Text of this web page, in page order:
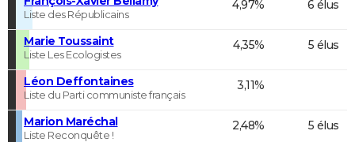
Liste des Républicains
4,97% 6 élus
Marie Toussaint
Liste Les Ecologistes
4,35% 5 élus
Léon Deffontaines
Liste du Parti communiste français
3,11%
Marion Maréchal
Liste Reconquête !
2,48% 5 élus